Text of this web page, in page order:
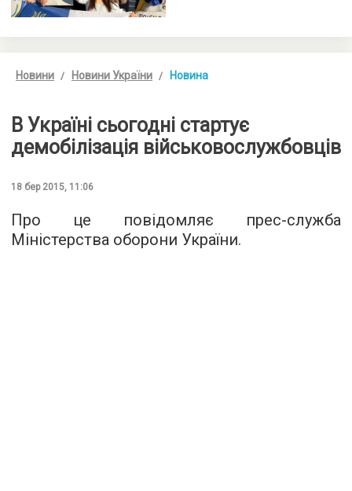
Новини Новини України Новина
В Україні сьогодні стартує
демобілізація військовослужбовців
18 бер 2015, 11:06
Про це повідомляє прес-служба
Міністерства оборони України.